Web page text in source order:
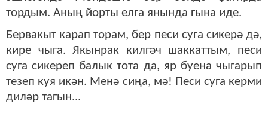
тордым. Аның йорты елга янында гына иде.
Бервакыт карап торам, бер песи суга сикерә дә,
кире чыга. Якынрак килгәч шаккаттым, песи
суга сикереп балык тота да, яр буена чыгарып
тезеп куя икән. Менә сиңа, мә! Песи суга керми
диләр тагын...